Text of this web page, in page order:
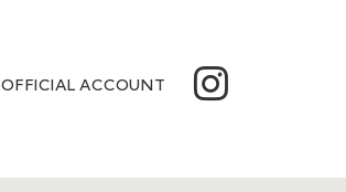
OFFICIAL ACCOUNT